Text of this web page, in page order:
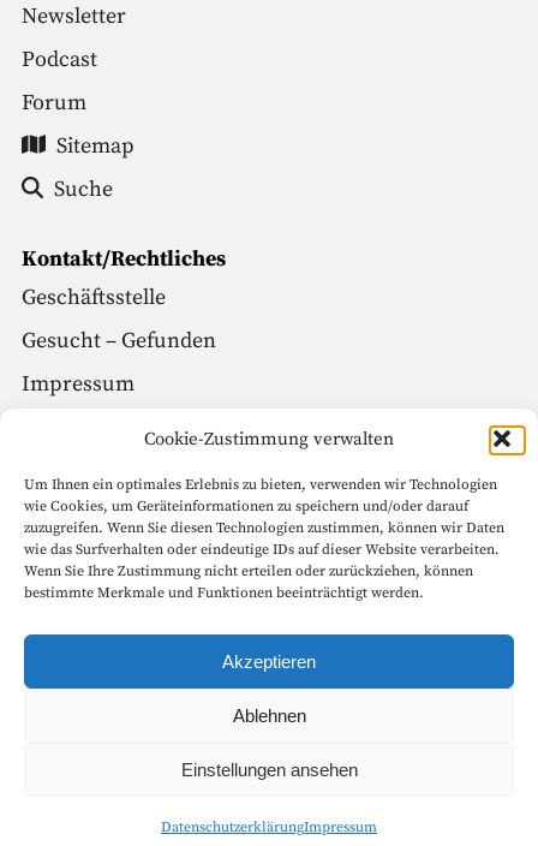
Cookie-Zustimmung verwalten
Um Ihnen ein optimales Erlebnis zu bieten, verwenden wir Technologien
wie Cookies, um Geräteinformationen zu speichern und/oder darauf
zuzugreifen. Wenn Sie diesen Technologien zustimmen, können wir Daten
wie das Surfverhalten oder eindeutige IDs auf dieser Website verarbeiten.
Wenn Sie Ihre Zustimmung nicht erteilen oder zurückziehen, können
bestimmte Merkmale und Funktionen beeinträchtigt werden.
Akzeptieren
Ablehnen
Einstellungen ansehen
DatenschutzerklärungImpressum
Newsletter
Podcast
Forum
Sitemap
Suche
Kontakt/Rechtliches
Geschäftsstelle
Gesucht – Gefunden
Impressum
Social Media
Facebook
Instagram
Seitenanfang
Rechte vorbehalten.